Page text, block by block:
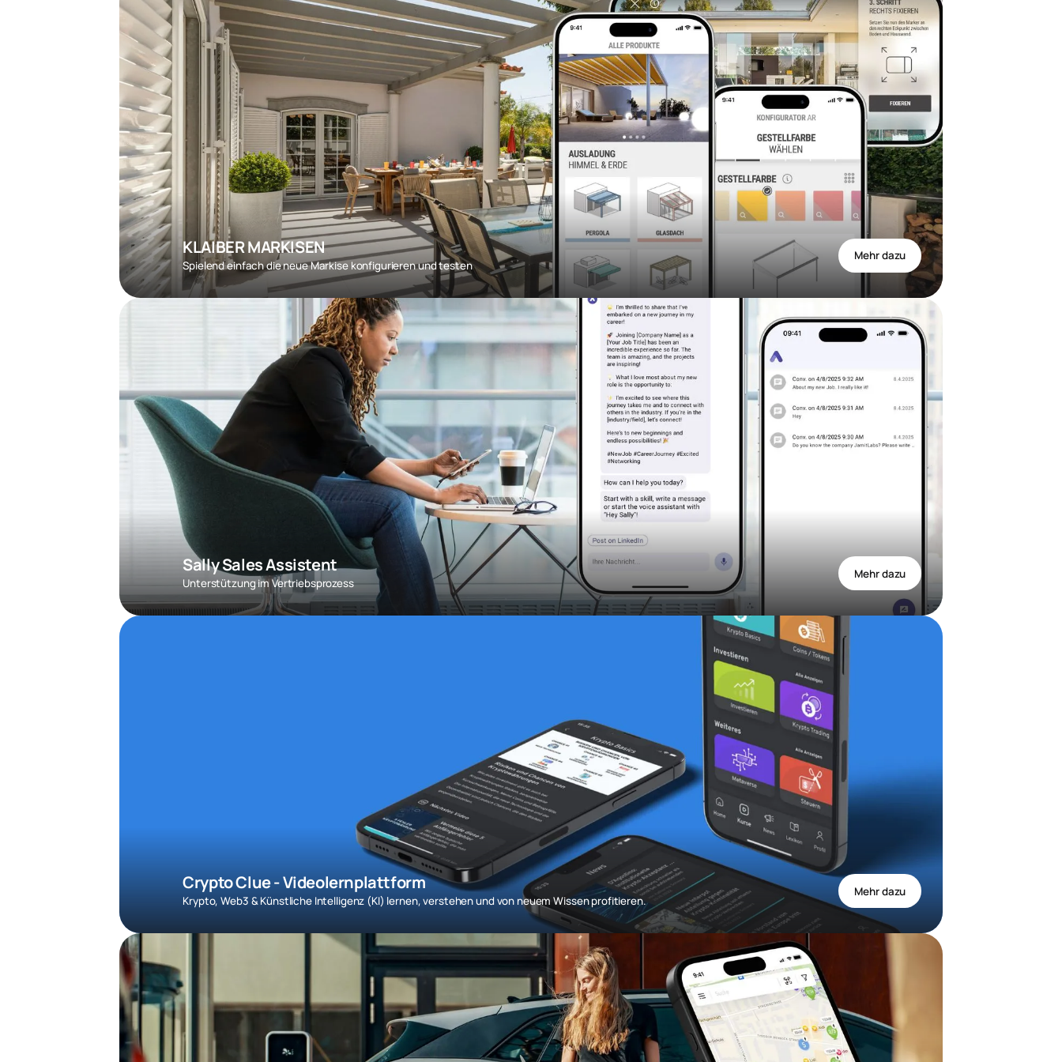
KLAIBER MARKISEN
Spielend einfach die neue Markise konfigurieren und testen
Mehr dazu
Sally Sales Assistent
Unterstützung im Vertriebsprozess
Mehr dazu
Crypto Clue - Videolernplattform
Krypto, Web3 & Künstliche Intelligenz (KI) lernen, verstehen und von neuem Wissen profitieren.
Mehr dazu